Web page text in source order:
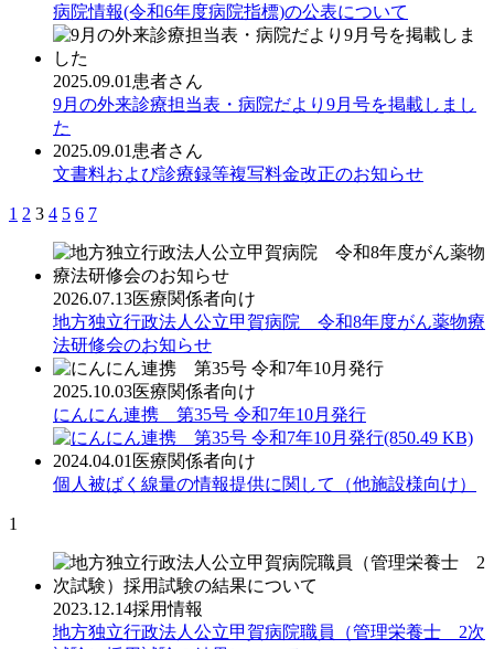
病院情報(令和6年度病院指標)の公表について
2025.09.01 患者さん
9月の外来診療担当表・病院だより9月号を掲載しまし
た
2025.09.01 患者さん
文書料および診療録等複写料金改正のお知らせ
1 2 3 4 5 6 7
2026.07.13医療関係者向け
地方独立行政法人公立甲賀病院 令和8年度がん薬物療
法研修会のお知らせ
2025.10.03医療関係者向け
にんにん連携 第35号 令和7年10月発行
(850.49 KB)
2024.04.01 医療関係者向け
個人被ばく線量の情報提供に関して（他施設様向け）
1
2023.12.14採用情報
地方独立行政法人公立甲賀病院職員（管理栄養士 2次